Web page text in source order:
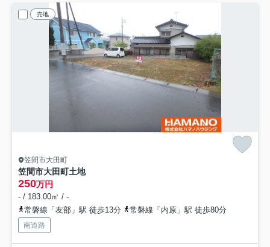
売地
笠間市大田町
笠間市大田町土地
250万円
- / 183.00㎡ / -
常磐線「友部」駅 徒歩13分
常磐線「内原」駅 徒歩80分
南道路